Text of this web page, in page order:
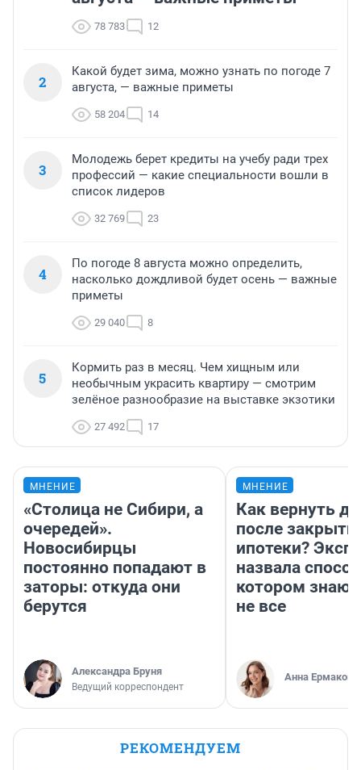
78 783 12
2
Какой будет зима, можно узнать по погоде 7
августа, — важные приметы
58 204 14
3
Молодежь берет кредиты на учебу ради трех
профессий — какие специальности вошли в
список лидеров
32 769 23
4
По погоде 8 августа можно определить,
насколько дождливой будет осень — важные
приметы
29 040 8
5
Кормить раз в месяц. Чем хищным или
необычным украсить квартиру — смотрим
зелёное разнообразие на выставке экзотики
27 492 17
МНЕНИЕ
«Столица не Сибири, а
очередей».
Новосибирцы
постоянно попадают в
заторы: откуда они
берутся
Александра Бруня
Ведущий корреспондент
МНЕНИЕ
Как вернуть
после
ипотеки?
назвала
котором
не все
Анна Ермакова
РЕКОМЕНДУЕМ